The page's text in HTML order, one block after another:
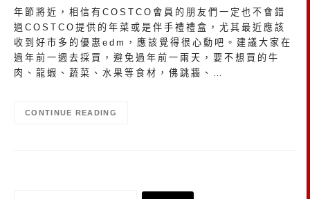
年節將近，相信有COSTCO會員的朋友們一定也不會錯
過COSTCO提供的年菜或是伴手禮禮盒，尤其最近應該
收到好市多的優惠edm，應該覺得很心動吧。建議大家在
過年前一週去採買，避免過年前一兩天，要不想買的牛
肉、龍蝦、蔬菜、水果等食材，佛跳牆、…
CONTINUE READING